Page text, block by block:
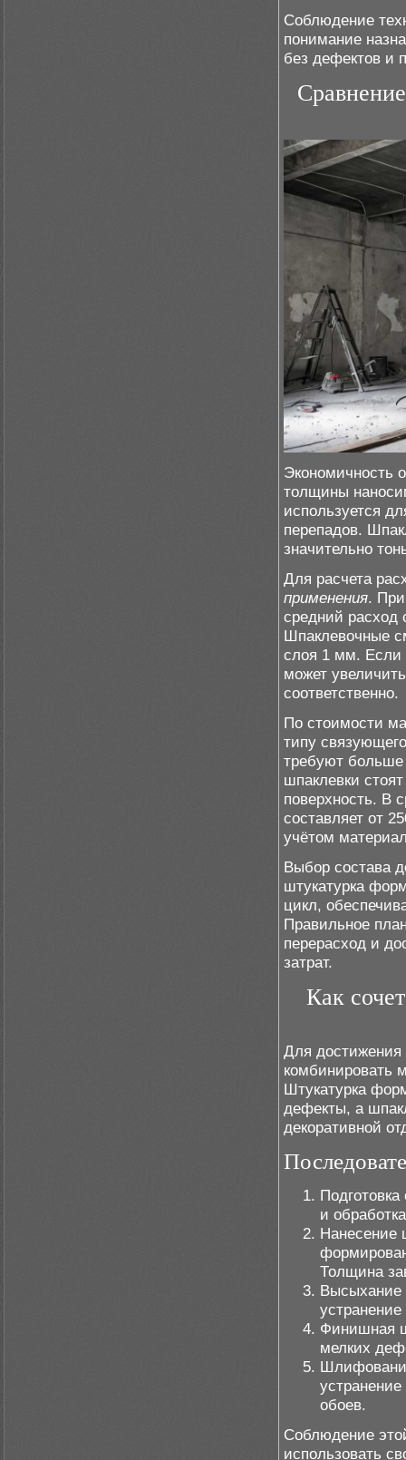
Соблюдение
понимание
без дефектов и
Экономичность
толщины
используется
перепадов.
значительно
Для расчета
применения. При
средний расход
Шпаклевочные
слоя 1 мм. Если
может
соответственно.
По стоимости
типу
требуют
шпаклевки
поверхность. В
составляет от
учётом
Выбор состава
штукатурка
цикл,
Правильное
перерасход и
затрат.
Как
Для достижения
комбинировать
Штукатурка
дефекты, а
декоративной
и
Нанесение
Толщина
Высыхание
Финишная
мелких
обоев.
Соблюдение
использовать